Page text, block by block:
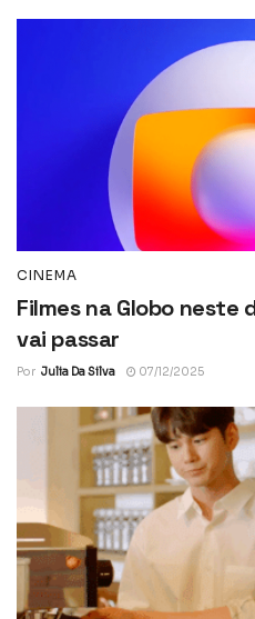
CINEMA
Filmes na Globo neste
vai passar
Por Julia Da Silva 07/12/2025